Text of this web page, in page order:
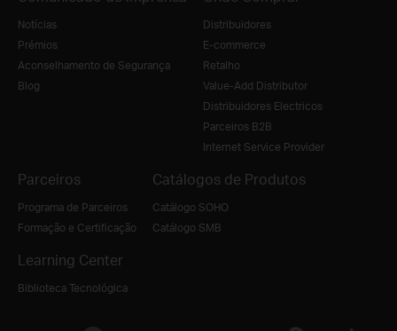
Notícias
Prémios
Aconselhamento de Segurança
Blog
Distribuidores
E-commerce
Retalho
Value-Add Distributor
Distribuidores Electricos
Parceiros B2B
Internet Service Provider
Parceiros
Programa de Parceiros
Formação e Certificação
Catálogos de Produtos
Catálogo SOHO
Catálogo SMB
Learning Center
Biblioteca Tecnológica